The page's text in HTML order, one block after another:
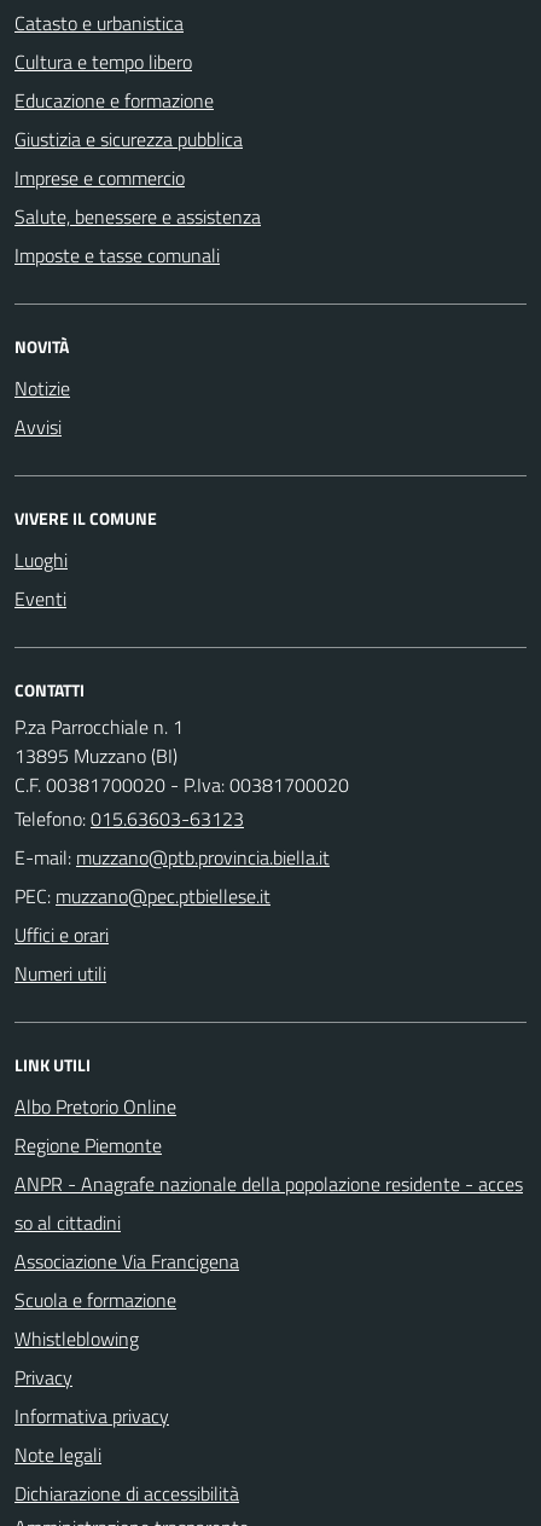
Catasto e urbanistica
Cultura e tempo libero
Educazione e formazione
Giustizia e sicurezza pubblica
Imprese e commercio
Salute, benessere e assistenza
Imposte e tasse comunali
NOVITÀ
Notizie
Avvisi
VIVERE IL COMUNE
Luoghi
Eventi
CONTATTI
P.za Parrocchiale n. 1
13895 Muzzano (BI)
C.F. 00381700020 - P.Iva: 00381700020
Telefono:015.63603-63123
E-mail:
PEC:
Uffici e orari
Numeri utili
LINK UTILI
Albo Pretorio Online
Regione Piemonte
ANPR - Anagrafe nazionale della popolazione residente - acces
so al cittadini
Associazione Via Francigena
Scuola e formazione
Whistleblowing
Privacy
Informativa privacy
Note legali
Dichiarazione di accessibilità